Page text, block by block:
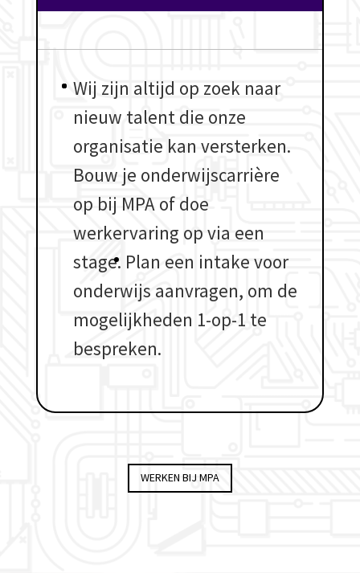
Wij zijn altijd op zoek naar
nieuw talent die onze
organisatie kan versterken.
Bouw je onderwijscarrière
op bij MPA of doe
werkervaring op via een
stage. Plan een intake voor
onderwijs aanvragen, om de
mogelijkheden 1-op-1 te
bespreken.
WERKEN BIJ MPA